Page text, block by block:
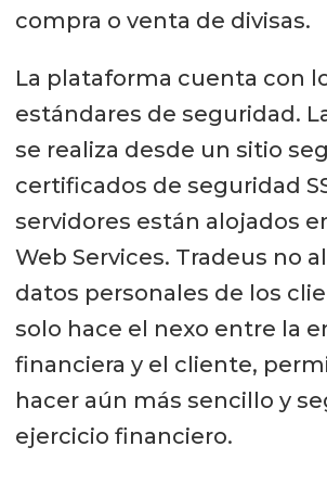
compra o venta de divisas.
La plataforma cuenta con
estándares de seguridad.
se realiza desde un sitio
certificados de seguridad
servidores están alojados
Web Services. Tradeus no
datos personales de los
solo hace el nexo entre la
financiera y el cliente,
hacer aún más sencillo y
ejercicio financiero.